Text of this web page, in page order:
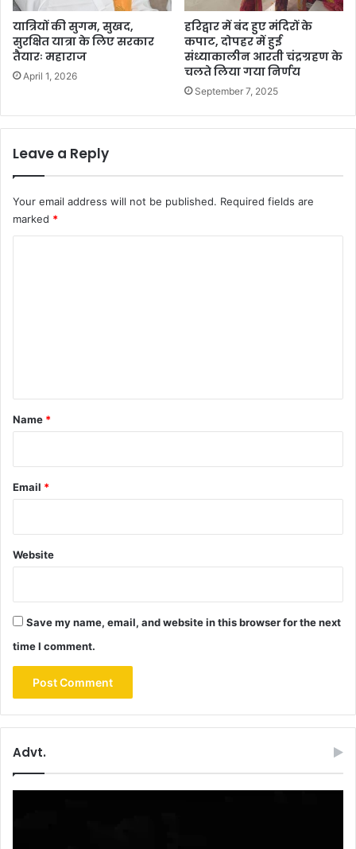
यात्रियों की सुगम, सुखद,
सुरक्षित यात्रा के लिए सरकार
तैयारः महाराज
April 1, 2026
हरिद्वार में बंद हुए मंदिरों के
कपाट, दोपहर में हुई
संध्याकालीन आरती चंद्रग्रहण के
चलते लिया गया निर्णय
September 7, 2025
Leave a Reply
Your email address will not be published. Required fields are
marked *
*
Name *
Email *
Website
Save my name, email, and website in this browser for the next
time I comment.
Advt.